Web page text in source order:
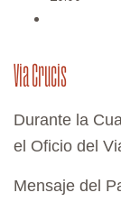
Via Crucis
Durante la
el Oficio del
Mensaje del